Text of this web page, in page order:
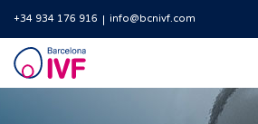
+34 934 176 916 info@bcnivf.com
Barcelona
IVF